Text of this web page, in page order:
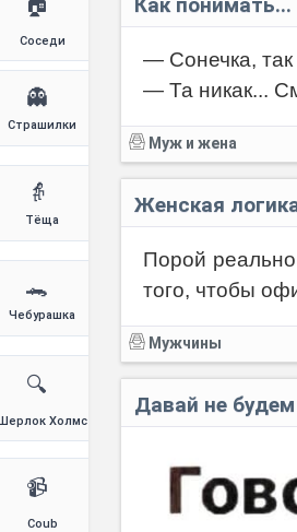
— Сонечка, так
— Та никак...
Муж и жена
Женская
Порой
того, чтобы
Мужчины
Давай не
Соседи
👻
Страшилки
👵
Тёща
🐊
Чебурашка
🔍
Холмс
📹
Coub